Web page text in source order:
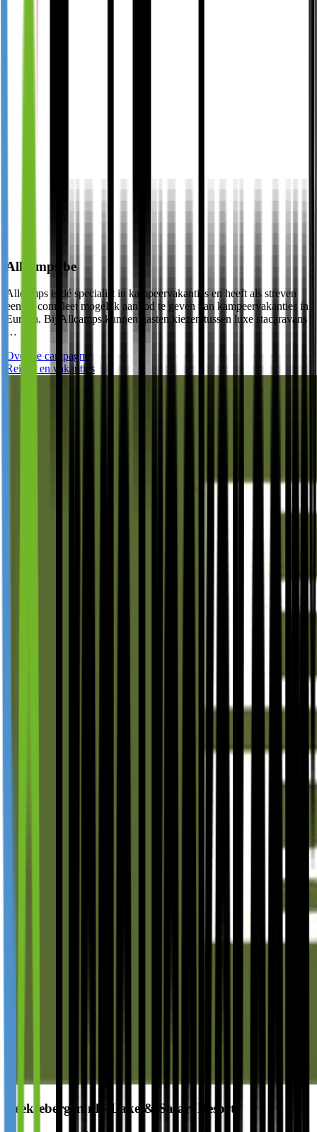
Allcamps.be
Allcamps is dé specialist in kampeervakanties en heeft als streven
een zo compleet mogelijk aanbod te geven van kampeervakanties in
Europa. Bij Allcamps kunnen gasten kiezen tussen luxe stacaravans
…
Over de campagne
Reizen en vakanties
Beeksebergen.nl - Lake & Safari Resort